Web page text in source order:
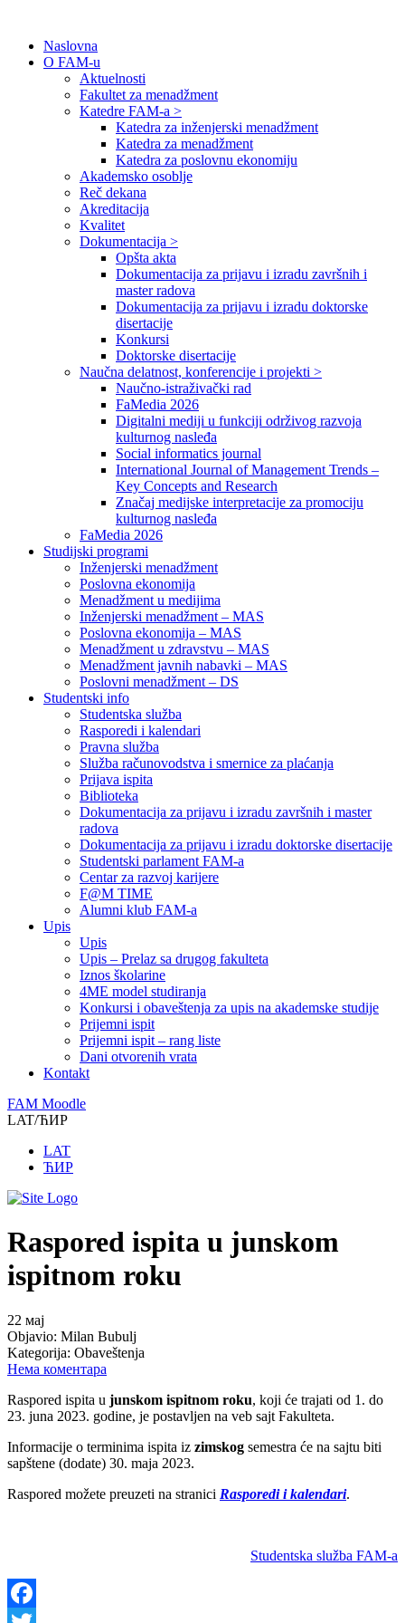
Naslovna
O FAM-u
Aktuelnosti
Fakultet za menadžment
Katedre FAM-a >
Katedra za inženjerski menadžment
Katedra za menadžment
Katedra za poslovnu ekonomiju
Akademsko osoblje
Reč dekana
Akreditacija
Kvalitet
Dokumentacija >
Opšta akta
Dokumentacija za prijavu i izradu završnih i
master radova
Dokumentacija za prijavu i izradu doktorske
disertacije
Konkursi
Doktorske disertacije
Naučna delatnost, konferencije i projekti >
Naučno-istraživački rad
FaMedia 2026
Digitalni mediji u funkciji održivog razvoja
kulturnog nasleđa
Social informatics journal
International Journal of Management Trends –
Key Concepts and Research
Značaj medijske interpretacije za promociju
kulturnog nasleđa
FaMedia 2026
Studijski programi
Inženjerski menadžment
Poslovna ekonomija
Menadžment u medijima
Inženjerski menadžment – MAS
Poslovna ekonomija – MAS
Menadžment u zdravstvu – MAS
Menadžment javnih nabavki – MAS
Poslovni menadžment – DS
Studentski info
Studentska služba
Rasporedi i kalendari
Pravna služba
Služba računovodstva i smernice za plaćanja
Prijava ispita
Biblioteka
Dokumentacija za prijavu i izradu završnih i master
radova
Dokumentacija za prijavu i izradu doktorske disertacije
Studentski parlament FAM-a
Centar za razvoj karijere
F@M TIME
Alumni klub FAM-a
Upis
Upis
Upis – Prelaz sa drugog fakulteta
Iznos školarine
4ME model studiranja
Konkursi i obaveštenja za upis na akademske studije
Prijemni ispit
Prijemni ispit – rang liste
Dani otvorenih vrata
Kontakt
FAM Moodle
LAT/ЋИР
LAT
ЋИР
Raspored ispita u junskom
ispitnom roku
22 мај
Objavio: Milan Bubulj
Kategorija: Obaveštenja
Нема коментара
Raspored ispita u junskom ispitnom roku, koji će trajati od 1. do
23. juna 2023. godine, je postavljen na veb sajt Fakulteta.
Informacije o terminima ispita iz zimskog semestra će na sajtu biti
sapštene (dodate) 30. maja 2023.
Raspored možete preuzeti na stranici Rasporedi i kalendari.
Studentska služba FAM-a